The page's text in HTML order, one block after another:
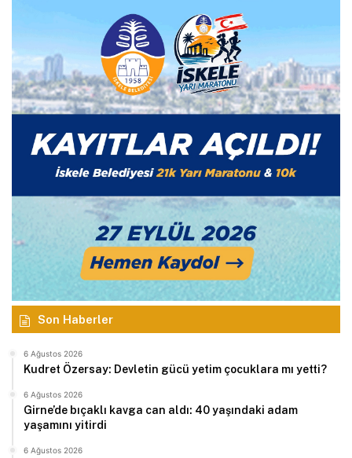
Son Haberler
6 Ağustos 2026
Kudret Özersay: Devletin gücü yetim çocuklara mı yetti?
6 Ağustos 2026
Girne’de bıçaklı kavga can aldı: 40 yaşındaki adam
yaşamını yitirdi
6 Ağustos 2026